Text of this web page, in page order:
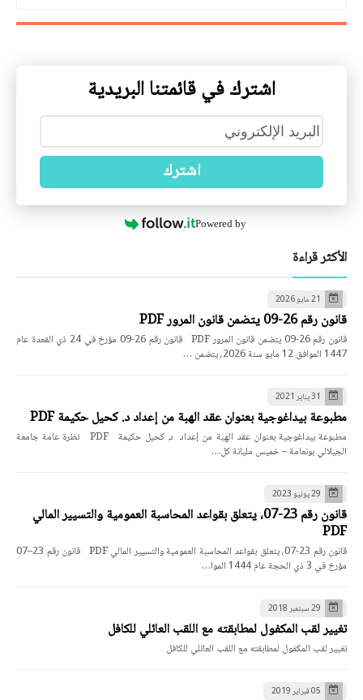
اشترك في قائمتنا البريدية
اشترك
Powered by
الأكثر قراءة
21 مايو 2026
قانون رقم 26-09 يتضمن قانون المرور PDF
قانون رقم 26-09 يتضمن قانون المرور PDF قانون رقم 26-09 مؤرخ في 24 ذي القعدة عام
1447 الموافق 12 مايو سنة 2026، يتضمن …
31 يناير 2021
مطبوعة بيداغوجية بعنوان عقد الهبة من إعداد د. كحيل حكيمة PDF
مطبوعة بيداغوجية بعنوان عقد الهبة من إعداد د. كحيل حكيمة PDF نظرة عامة جامعة
الجيلالي بونعامة – خميس مليانة كل…
29 يونيو 2023
قانون رقم 23-07، يتعلق بقواعد المحاسبة العمومية والتسيير المالي
PDF
قانون رقم 23-07، يتعلق بقواعد المحاسبة العمومية والتسيير المالي PDF قانون رقم 23–07
مؤرخ في 3 ذي الحجة عام 1444 الموا…
29 سبتمبر 2018
تغيير لقب المكفول لمطابقته مع اللقب العائلي للكافل
تغيير لقب المكفول لمطابقته مع اللقب العائلي للكافل
05 فبراير 2019